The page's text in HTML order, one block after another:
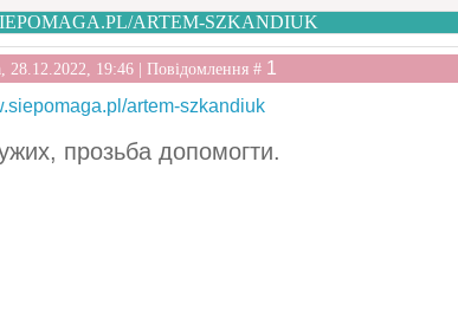
ARTEM-SZKANDIUK
28.12.2022, 19:46 | Повідомлення # 1
artem-szkandiuk
прозьба допомогти.